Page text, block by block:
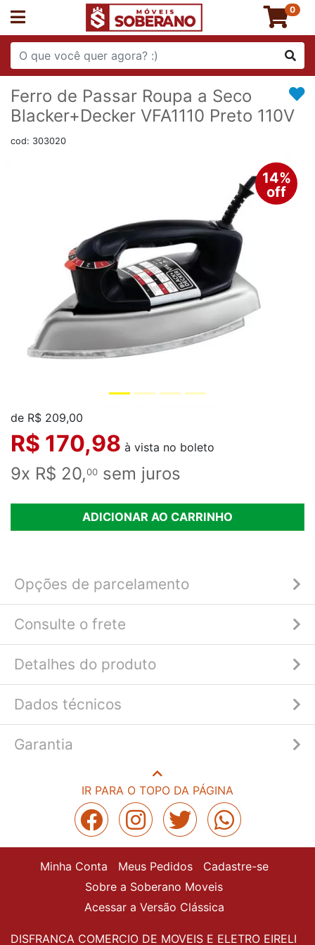
0
Ferro de Passar Roupa a Seco
Blacker+Decker VFA1110 Preto 110V
cod: 303020
14%
off
de R$ 209,00
R$ 170,98 à vista no boleto
9x R$ 20,00 sem juros
ADICIONAR AO CARRINHO
Opções de parcelamento
Consulte o frete
Detalhes do produto
Dados técnicos
Garantia
IR PARA O TOPO DA PÁGINA
Minha Conta Meus Pedidos
Cadastre-se
Sobre a Soberano Moveis
Acessar a Versão Clássica
DISFRANCA COMERCIO DE MOVEIS E ELETRO EIRELI